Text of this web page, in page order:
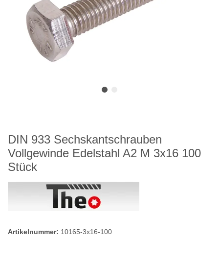
DIN 933 Sechskantschrauben
Vollgewinde Edelstahl A2 M 3x16 100
Stück
Artikelnummer: 10165-3x16-100